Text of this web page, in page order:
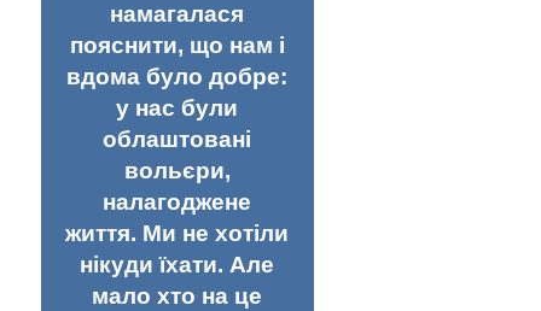
намагалася
пояснити, що нам і
вдома було добре:
у нас були
облаштовані
вольєри,
налагоджене
життя. Ми не хотіли
нікуди їхати. Але
мало хто на це